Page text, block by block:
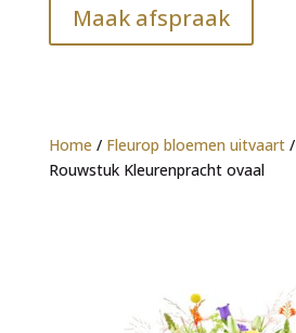
Maak afspraak
Home / Fleurop bloemen uitvaart/
Rouwstuk Kleurenpracht ovaal